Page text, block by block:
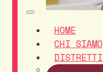
HOME
CHI SIAMO
DISTRETTI